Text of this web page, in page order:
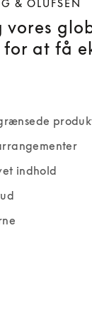
& OLUFSEN
vores
for at få
indhold